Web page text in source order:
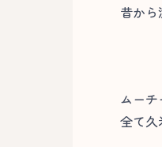
昔か
ムーチ
全て久